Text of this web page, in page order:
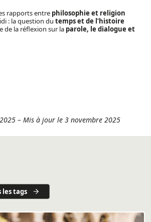
rapports entre philosophie et religion
: la question du temps et de l’histoire
de la réflexion sur la parole, le dialogue et
– Mis à jour le 3 novembre 2025
les tags